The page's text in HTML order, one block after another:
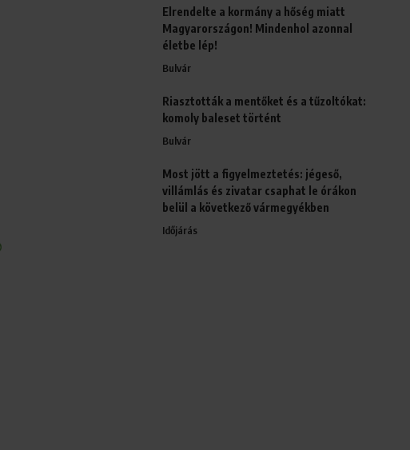
Elrendelte a kormány a hőség miatt
Magyarországon! Mindenhol azonnal
életbe lép!
Bulvár
Riasztották a mentőket és a tűzoltókat:
komoly baleset történt
Bulvár
Most jött a figyelmeztetés: jégeső,
villámlás és zivatar csaphat le órákon
belül a következő vármegyékben
Időjárás